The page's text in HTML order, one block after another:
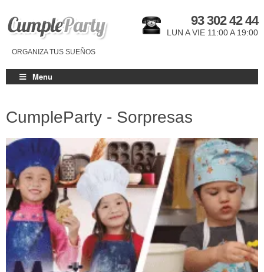
ORGANIZA TUS SUEÑOS
93 302 42 44
LUN A VIE 11:00 A 19:00
Menu
CumpleParty - Sorpresas